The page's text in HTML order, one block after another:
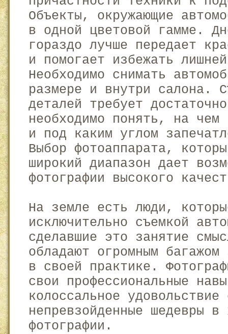
Объекты, окружающие
в одной цветовой гамме.
гораздо лучше передает
и помогает избежать
Необходимо снимать
размере и внутри салона.
деталей требует
необходимо понять, на чем
и под каким углом
Выбор фотоаппарата,
широкий диапазон дает
фотографии высокого
На земле есть люди,
исключительно съемкой
сделавшие это занятие
обладают огромным
в своей практике.
свои профессиональные
колоссальное
непревзойденные шедевры в
фотографии.